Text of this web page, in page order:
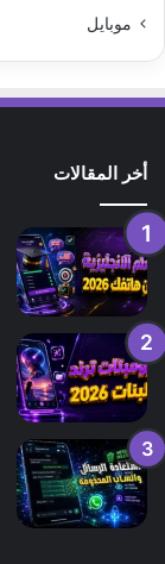
موبايل
أخر المقالات